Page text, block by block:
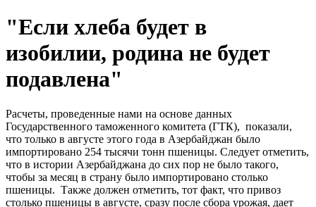
"Если хлеба будет в
изобилии, родина не будет
подавлена"
Расчеты, проведенные нами на основе данных
Государственного таможенного комитета (ГТК), показали,
что только в августе этого года в Азербайджан было
импортировано 254 тысячи тонн пшеницы. Следует отметить,
что в истории Азербайджана до сих пор не было такого,
чтобы за месяц в страну было импортировано столько
пшеницы. Также должен отметить, тот факт, что привоз
столько пшеницы в августе, сразу после сбора урожая, дает